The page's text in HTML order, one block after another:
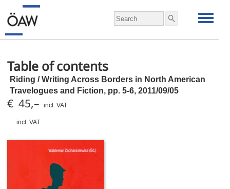
Table of contents
Riding / Writing Across Borders in North American
Travelogues and Fiction, pp. 5-6, 2011/09/05
€ 45,– incl. VAT
incl. VAT